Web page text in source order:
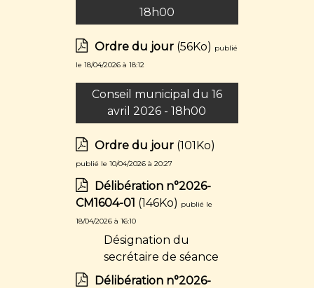
18h00
Ordre du jour(56Ko) publié
le 18/04/2026 à 18:12
Conseil municipal du 16
avril 2026 - 18h00
Ordre du jour (101Ko)
publié le 10/04/2026 à 20:27
Délibération n°2026-
CM1604-01 (146Ko) publié le
18/04/2026 à 16:10
Désignation du
secrétaire de séance
Délibération n°2026-